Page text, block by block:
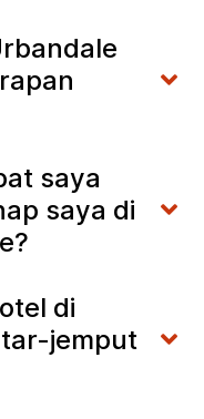
saya
saya di
di
jemput